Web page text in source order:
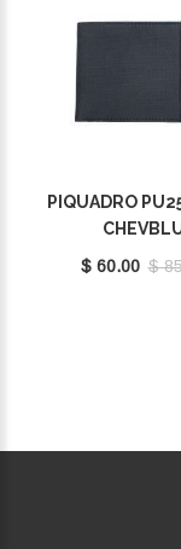
PIQUADRO
$ 60.00 $